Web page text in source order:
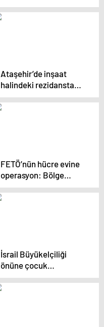
Filistinliler saldırılar
nedeniyle geri dönüyor’
Ataşehir’de inşaat
halindeki rezidansta
yangın
FETÖ’nün hücre evine
operasyon: Bölge
ablası bazadan çıktı
İsrail Büyükelçiliği
önüne çocuk
oyuncakları bırakıldı